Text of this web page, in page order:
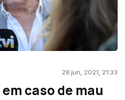
28 jun, 2021, 21:33
caso de mau